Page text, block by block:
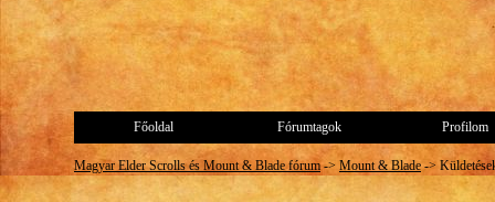
Főoldal Fórumtagok Profilom
Magyar Elder Scrolls és Mount & Blade fórum-> Mount & Blade ->